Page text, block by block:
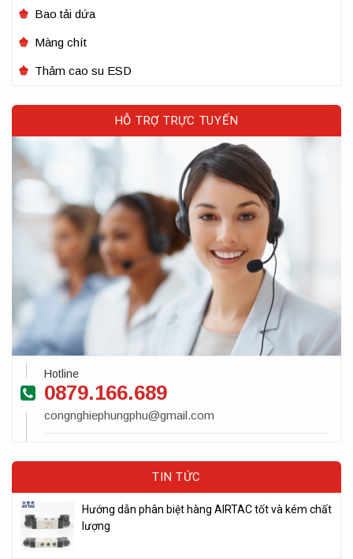
Bao tải dứa
Màng chít
Thảm cao su ESD
HỖ TRỢ TRỰC TUYẾN
Hotline
0879.166.689
congnghiephungphu@gmail.com
TIN TỨC
Hướng dẫn phân biệt hàng AIRTAC tốt và kém chất
lượng